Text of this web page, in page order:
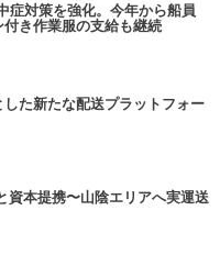
症対策を強化。今年から船員
き作業服の支給も継続
た新たな配送プラットフォー
本提携〜山陰エリアへ実運送